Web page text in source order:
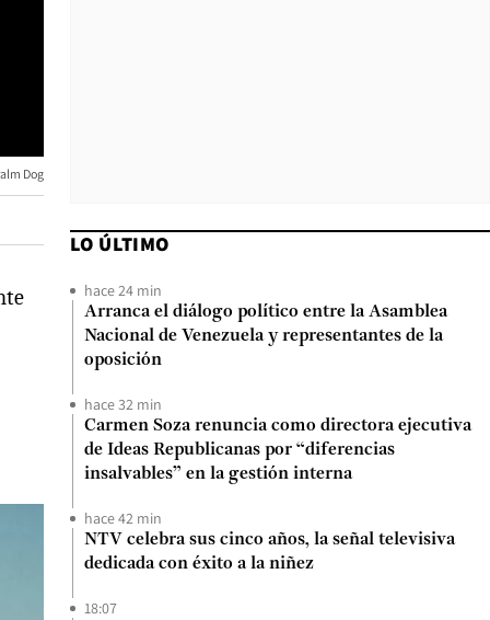
Dog
LO ÚLTIMO
hace 24 min
Arranca el diálogo político entre la Asamblea
Nacional de Venezuela y representantes de la
oposición
hace 32 min
Carmen Soza renuncia como directora ejecutiva
de Ideas Republicanas por “diferencias
insalvables” en la gestión interna
hace 42 min
NTV celebra sus cinco años, la señal televisiva
dedicada con éxito a la niñez
18:07